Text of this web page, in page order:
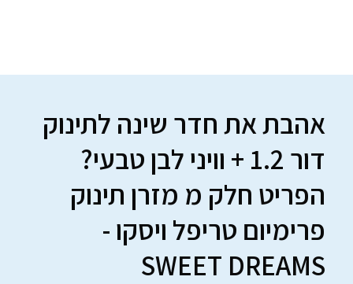
אהבת את חדר שינה לתינוק
דור 1.2 + וויני לבן טבעי?
הפריט חלק מ מזרן תינוק
פרימיום טריפל ויסקו -
SWEET DREAMS